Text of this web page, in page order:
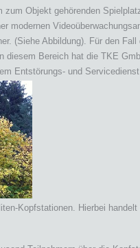
zum Objekt gehörenden
modernen
(Siehe Abbildung). Für den
diesem Bereich hat die TKE
Entstörungs- und
Kopfstationen. Hierbei